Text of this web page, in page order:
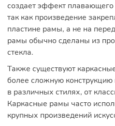
создает эффект плавающего
так как произведение
пластине рамы, а не на
рамы обычно сделаны из
стекла.
Также существуют
более сложную
в различных стилях, от
Каркасные рамы часто
крупных произведений